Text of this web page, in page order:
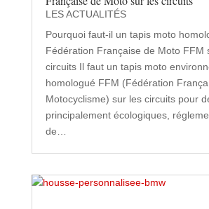
LES ACTUALITÉS
Pourquoi faut-il un tapis moto
Fédération Française de Moto FFM
circuits Il faut un tapis moto
homologué FFM (Fédération
Motocyclisme) sur les circuits pour
principalement écologiques,
de…